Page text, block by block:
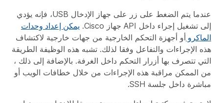
عندما يتم الضغط على زر على جهاز الإدخال USB، فإنه يؤدي
إلى تشغيل إجراء داخل API جهاز Cisco.
يمكن إعداد وحدات
الماكرو أو أجهزة التحكم الخارجية من جهات خارجية لاكتشاف
هذه الإجراءات والتفاعل وفقا لذلك. تشبه هذه الوظيفة الطريقة
التي تتصرف بها أزرار التحكم داخل الغرفة. بالإضافة إلى ذلك ،
من الممكن مراقبة هذه الإجراءات من خلال خطافات الويب أو
مباشرة داخل جلسة SSH.